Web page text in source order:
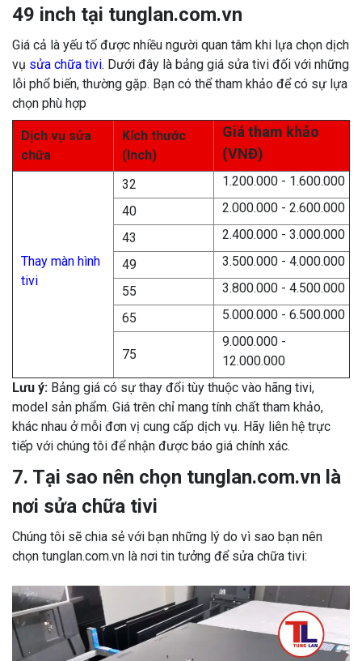
49 inch tại tunglan.com.vn
Giá cả là yếu tố được nhiều người quan tâm khi lựa chọn dịch
vụ sửa chữa tivi. Dưới đây là bảng giá sửa tivi đối với những
lỗi phổ biến, thường gặp. Bạn có thể tham khảo để có sự lựa
chọn phù hợp
Dịch vụ sửa
chữa
Kích thước
(Inch)
Giá tham khảo
(VNĐ)
Thay màn hình
tivi
32
1.200.000 - 1.600.000
40
2.000.000 - 2.600.000
43
2.400.000 - 3.000.000
49
3.500.000 - 4.000.000
55
3.800.000 - 4.500.000
65
5.000.000 - 6.500.000
75
9.000.000 -
12.000.000
Lưu ý: Bảng giá có sự thay đổi tùy thuộc vào hãng tivi,
model sản phẩm. Giá trên chỉ mang tính chất tham khảo,
khác nhau ở mỗi đơn vị cung cấp dịch vụ. Hãy liên hệ trực
tiếp với chúng tôi để nhận được báo giá chính xác.
7. Tại sao nên chọn tunglan.com.vn là
nơi sửa chữa tivi
Chúng tôi sẽ chia sẻ với bạn những lý do vì sao bạn nên
chọn tunglan.com.vn là nơi tin tưởng để sửa chữa tivi: